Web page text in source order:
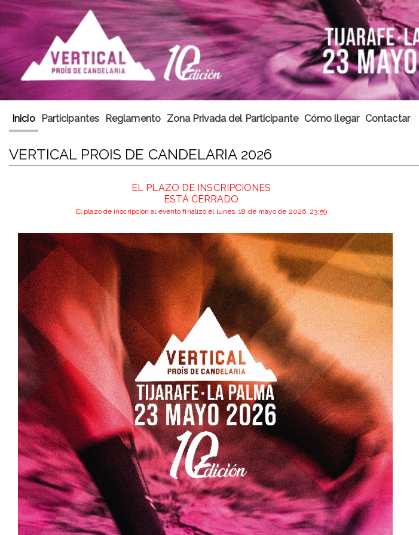
Inicio Participantes Reglamento Zona Privada del Participante Cómo llegar Contactar
VERTICAL PROIS DE CANDELARIA 2026
EL PLAZO DE INSCRIPCIONES
ESTÁ CERRADO
El plazo de inscripción al evento finalizó el lunes, 18 de mayo de 2026, 23:59